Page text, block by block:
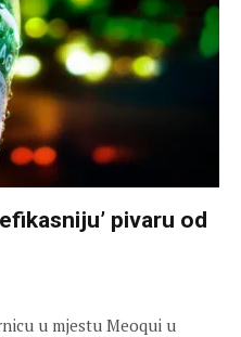
pivaru od
u mjestu Meoqui u